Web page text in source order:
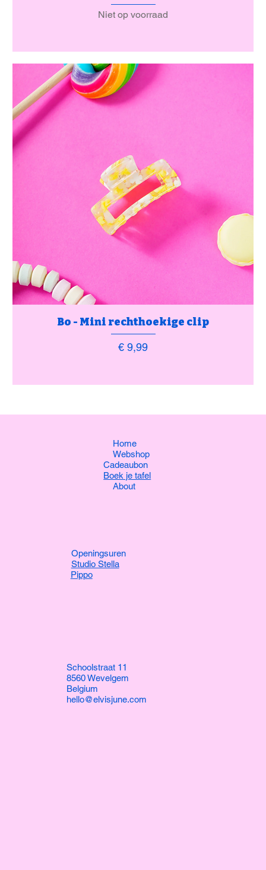
Niet op voorraad
Bo - Mini rechthoekige clip
Prijs
€ 9,99
Home
Webshop
Cadeaubon
Boek je tafel
About
Openingsuren
Studio Stella
Pippo
Schoolstraat 11
8560 Wevelgem
Belgium
hello@elvisjune.com